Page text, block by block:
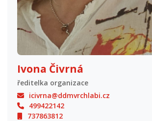
Ivona Čivrná
ředitelka organizace
icivrna@ddmvrchlabi.cz
499422142
737863812